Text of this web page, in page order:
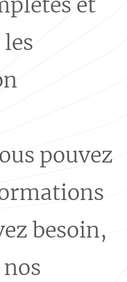
pouvez
besoin,